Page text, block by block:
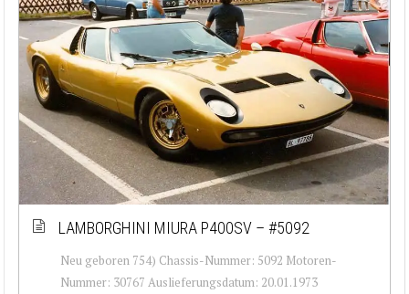
LAMBORGHINI MIURA P400SV – #5092
Neu geboren 754) Chassis-Nummer: 5092 Motoren-
Nummer: 30767 Auslieferungsdatum: 20.01.1973